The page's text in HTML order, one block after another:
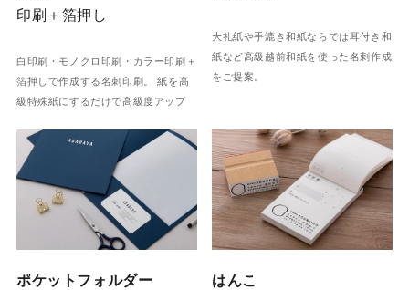
印刷＋箔押し
白印刷・モノクロ印刷・カラー印刷＋
箔押しで作成する名刺印刷。 紙を高
級特殊紙にするだけで高級度アップ
大礼紙や手漉き和紙ならでは耳付き和
紙など高級越前和紙を使った名刺作成
をご提案。
ポケットフォルダー はんこ